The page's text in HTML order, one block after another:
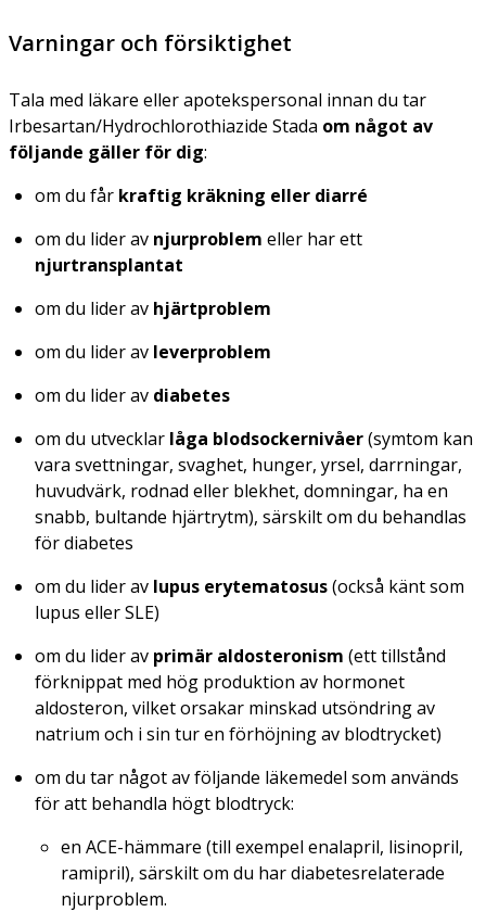
Varningar och försiktighet
Tala med läkare eller apotekspersonal innan du tar
Irbesartan/Hydrochlorothiazide Stada om något av
följande gäller för dig:
om du får kraftig kräkning eller diarré
om du lider av njurproblem eller har ett
njurtransplantat
om du lider av hjärtproblem
om du lider av leverproblem
om du lider av diabetes
om du utvecklar låga blodsockernivåer(symtom kan
vara svettningar, svaghet, hunger, yrsel, darrningar,
huvudvärk, rodnad eller blekhet, domningar, ha en
snabb, bultande hjärtrytm), särskilt om du behandlas
för diabetes
om du lider av lupus erytematosus(också känt som
lupus eller SLE)
om du lider av primär aldosteronism (ett tillstånd
förknippat med hög produktion av hormonet
aldosteron, vilket orsakar minskad utsöndring av
natrium och i sin tur en förhöjning av blodtrycket)
om du tar något av följande läkemedel som används
för att behandla högt blodtryck:
en ACE-hämmare (till exempel enalapril, lisinopril,
ramipril), särskilt om du har diabetesrelaterade
njurproblem.